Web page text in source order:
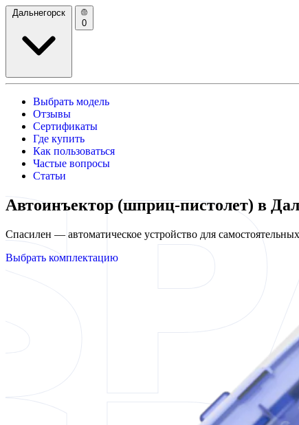
Дальнегорск
0
Выбрать модель
Отзывы
Сертификаты
Где купить
Как пользоваться
Частые вопросы
Статьи
Автоинъектор (шприц-пистолет) в
Спасилен — автоматическое устройство для
Выбрать комплектацию